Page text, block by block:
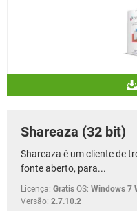
Shareaza (32 bit)
Shareaza é um cliente de
fonte aberto, para...
Licença: Gratis OS: Windows 7
Versão: 2.7.10.2